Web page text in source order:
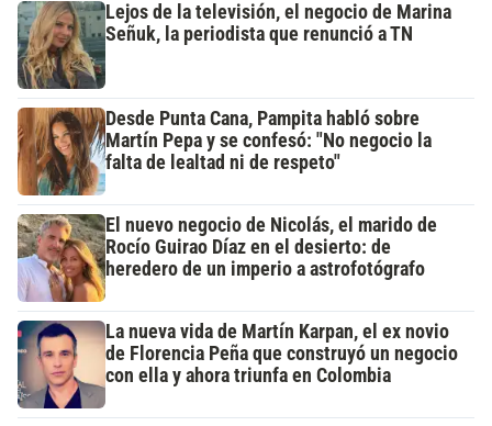
Lejos de la televisión, el negocio de Marina
Señuk, la periodista que renunció a TN
Desde Punta Cana, Pampita habló sobre
Martín Pepa y se confesó: "No negocio la
falta de lealtad ni de respeto"
El nuevo negocio de Nicolás, el marido de
Rocío Guirao Díaz en el desierto: de
heredero de un imperio a astrofotógrafo
La nueva vida de Martín Karpan, el ex novio
de Florencia Peña que construyó un negocio
con ella y ahora triunfa en Colombia